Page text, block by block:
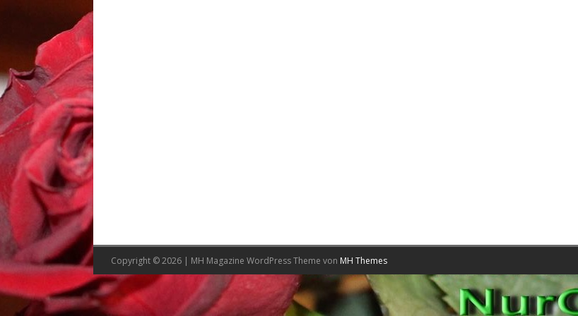
Copyright © 2026 | MH Magazine WordPress Theme von MH Themes